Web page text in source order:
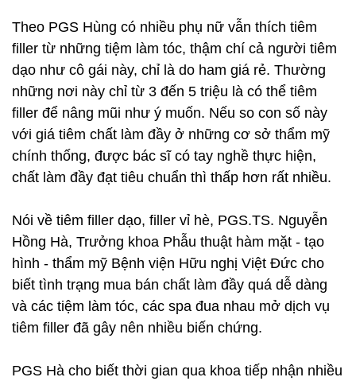
Theo PGS Hùng có nhiều phụ nữ vẫn thích tiêm
filler từ những tiệm làm tóc, thậm chí cả người tiêm
dạo như cô gái này, chỉ là do ham giá rẻ. Thường
những nơi này chỉ từ 3 đến 5 triệu là có thể tiêm
filler để nâng mũi như ý muốn. Nếu so con số này
với giá tiêm chất làm đầy ở những cơ sở thẩm mỹ
chính thống, được bác sĩ có tay nghề thực hiện,
chất làm đầy đạt tiêu chuẩn thì thấp hơn rất nhiều.
Nói về tiêm filler dạo, filler vỉ hè, PGS.TS. Nguyễn
Hồng Hà, Trưởng khoa Phẫu thuật hàm mặt - tạo
hình - thẩm mỹ Bệnh viện Hữu nghị Việt Đức cho
biết tình trạng mua bán chất làm đầy quá dễ dàng
và các tiệm làm tóc, các spa đua nhau mở dịch vụ
tiêm filler đã gây nên nhiều biến chứng.
PGS Hà cho biết thời gian qua khoa tiếp nhận nhiều